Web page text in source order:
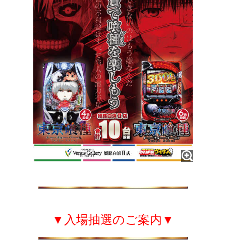
▼入場抽選のご案内▼